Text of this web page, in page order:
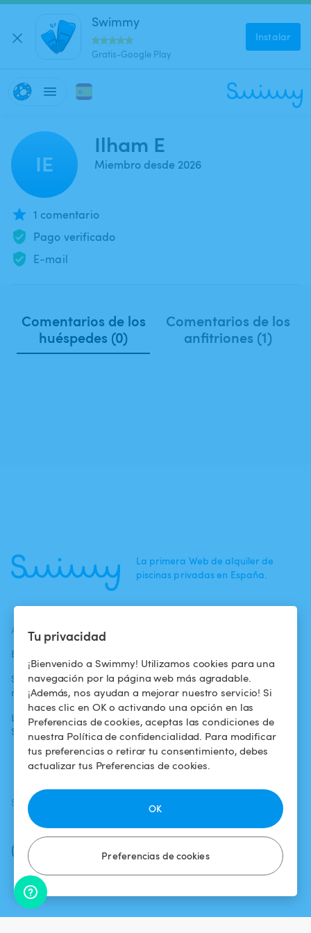
Tu privacidad
¡Bienvenido a Swimmy! Utilizamos cookies para una
navegación por la página web más agradable.
¡Además, nos ayudan a mejorar nuestro servicio! Si
haces clic en OK o activando una opción en las
Preferencias de cookies, aceptas las condiciones de
nuestra Política de confidencialidad. Para modificar
tus preferencias o retirar tu consentimiento, debes
actualizar tus Preferencias de cookies.
Preferencias de cookies
OK
Swimmy
Gratis-Google Play
Instalar
IE
Ilham E
Miembro desde 2026
1 comentario
Pago verificado
E-mail
Comentarios de los
huéspedes (0)
Comentarios de los
anfitriones (1)
La primera Web de alquiler de
piscinas privadas en España.
ACTUALIDADES
Blog
Swimmy en los
medios
La aventura
Swimmy
Para los
propietarios
Alquilar mi
piscina
¿Cómo funciona?
Condiciones de
uso
Política de
confidencialidad
Aviso legal
SÍGUENOS
Facebook
Instagram